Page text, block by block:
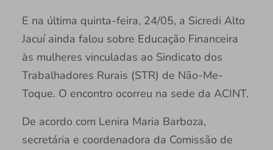
E na última quinta-feira, 24/05, a Sicredi Alto
Jacuí ainda falou sobre Educação Financeira
às mulheres vinculadas ao Sindicato dos
Trabalhadores Rurais (STR) de Não-Me-
Toque. O encontro ocorreu na sede da ACINT.
De acordo com Lenira Maria Barboza,
secretária e coordenadora da Comissão de